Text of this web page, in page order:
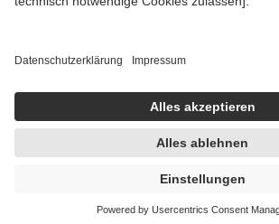
• empfohlenen Schutzimpfungen
Wir nutzen Trusted Shops als unabhängigen
getroffen, um sicherzustellen, dass es sich um
handelt. Mehr Informationen findest du hier:
https://help.etrusted.com/hc/de/articles/
Einige Bilder und Inhalte wurden unter